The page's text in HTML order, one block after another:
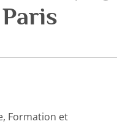
Formation et